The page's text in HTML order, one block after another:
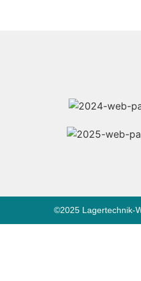
©2025 Lagertechnik-